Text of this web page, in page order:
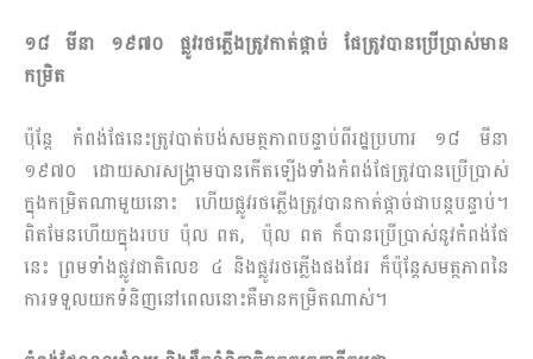
១៨ មីនា ១៩៧០ ផ្លូវរថភ្លើងត្រូវកាត់ផ្តាច់ ផែត្រូវបានប្រើប្រាស់មាន
កម្រិត
ប៉ុន្ដែ កំពង់ផែនេះត្រូវបាត់បង់សមត្ថភាពបន្ទាប់ពីរដ្ឋប្រហារ ១៨ មីនា
១៩៧០ ដោយសារសង្គ្រាមបានកើតឡើងទាំងកំពង់ផែត្រូវបានប្រើប្រាស់
ក្នុងកម្រិតណាមួយនោះ ហើយផ្លូវរថភ្លើងត្រូវបានកាត់ផ្ដាច់ជាបន្ដបន្ទាប់។
ពិតមែនហើយក្នុងរបប ប៉ុល ពត, ប៉ុល ពត ក៏បានប្រើប្រាស់នូវកំពង់ផែ
នេះ ព្រមទាំងផ្លូវជាតិលេខ ៤ និងផ្លូវរថភ្លើងផងដែរ ក៏ប៉ុន្ដែសមត្ថភាពនៃ
ការទទួលយកទំនិញនៅពេលនោះគឺមានកម្រិតណាស់។